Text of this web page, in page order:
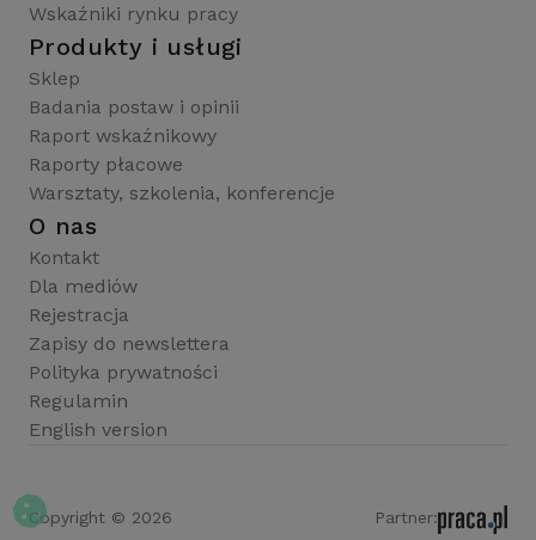
Wskaźniki rynku pracy
Produkty i usługi
Sklep
Badania postaw i opinii
Raport wskaźnikowy
Raporty płacowe
Warsztaty, szkolenia, konferencje
O nas
Kontakt
Dla mediów
Rejestracja
Zapisy do newslettera
Polityka prywatności
Regulamin
English version
Copyright © 2026 Partner: